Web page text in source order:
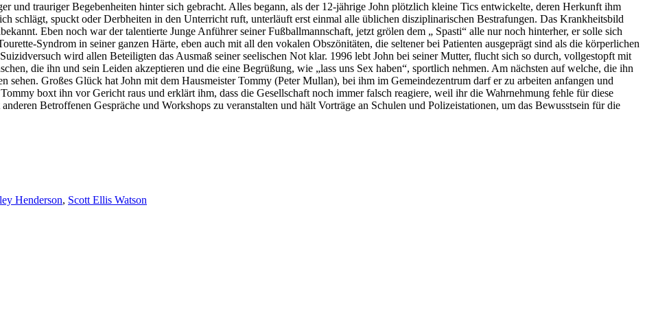
und trauriger Begebenheiten hinter sich gebracht. Alles begann, als der 12-jährige John plötzlich kleine Tics entwickelte, deren Herkunft ihm
schlägt, spuckt oder Derbheiten in den Unterricht ruft, unterläuft erst einmal alle üblichen disziplinarischen Bestrafungen. Das Krankheitsbild
Eben noch war der talentierte Junge Anführer seiner Fußballmannschaft, jetzt grölen dem „ Spasti“ alle nur noch hinterher, er solle sich
Syndrom in seiner ganzen Härte, eben auch mit all den vokalen Obszönitäten, die seltener bei Patienten ausgeprägt sind als die körperlichen
wird allen Beteiligten das Ausmaß seiner seelischen Not klar. 1996 lebt John bei seiner Mutter, flucht sich so durch, vollgestopft mit
die ihn und sein Leiden akzeptieren und die eine Begrüßung, wie „lass uns Sex haben“, sportlich nehmen. Am nächsten auf welche, die ihn
sehen. Großes Glück hat John mit dem Hausmeister Tommy (Peter Mullan), bei ihm im Gemeindezentrum darf er zu arbeiten anfangen und
boxt ihn vor Gericht raus und erklärt ihm, dass die Gesellschaft noch immer falsch reagiere, weil ihr die Wahrnehmung fehle für diese
Betroffenen Gespräche und Workshops zu veranstalten und hält Vorträge an Schulen und Polizeistationen, um das Bewusstsein für die
Henderson, Scott Ellis Watson